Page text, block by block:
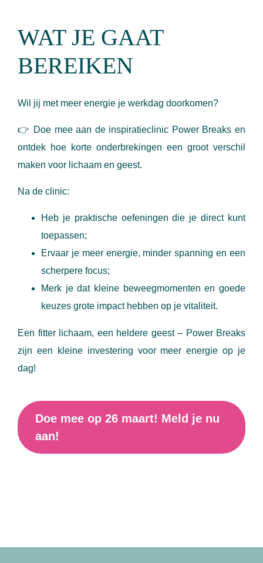
WAT JE GAAT
BEREIKEN
Wil jij met meer energie je werkdag doorkomen?
👉 Doe mee aan de inspiratieclinic Power Breaks en
ontdek hoe korte onderbrekingen een groot verschil
maken voor lichaam en geest.
Na de clinic:
Heb je praktische oefeningen die je direct kunt
toepassen;
Ervaar je meer energie, minder spanning en een
scherpere focus;
Merk je dat kleine beweegmomenten en goede
keuzes grote impact hebben op je vitaliteit.
Een fitter lichaam, een heldere geest – Power Breaks
zijn een kleine investering voor meer energie op je
dag!
Doe mee op 26 maart! Meld je nu
aan!